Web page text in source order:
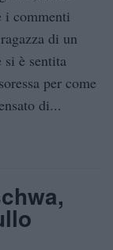
commenti
di un
è sentita
per come
di...